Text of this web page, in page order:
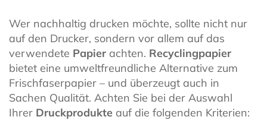
Wer nachhaltig drucken möchte, sollte nicht nur
auf den Drucker, sondern vor allem auf das
verwendete Papier achten. Recyclingpapier
bietet eine umweltfreundliche Alternative zum
Frischfaserpapier – und überzeugt auch in
Sachen Qualität. Achten Sie bei der Auswahl
Ihrer Druckprodukte auf die folgenden Kriterien: